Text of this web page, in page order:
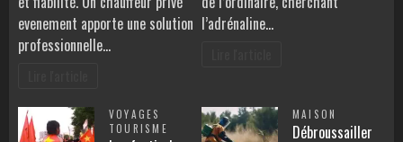
evenement apporte une solution
professionnelle…
l’adrénaline…
VOYAGES
TOURISME
MAISON
Débroussailler